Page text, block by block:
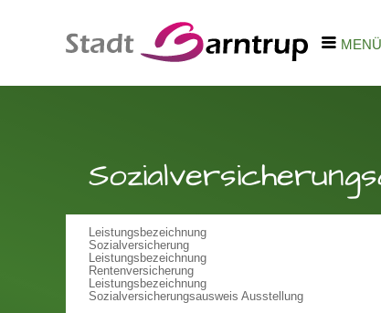
MENÜ
Leistungsbezeichnung
Sozialversicherung
Leistungsbezeichnung
Rentenversicherung
Leistungsbezeichnung
Sozialversicherungsausweis Ausstellung